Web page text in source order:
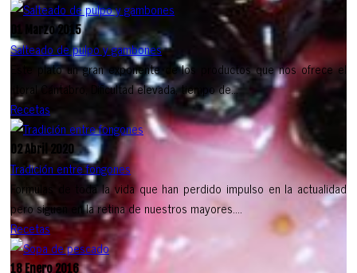
01 Marzo 2015
Salteado de pulpo y gambones
Este plato un gran exponente de los productos que nos ofrece el
litoral Cántabro, Dificultad elevada, tiempo de...
Recetas
02 Abril 2020
Tradición entre fongones
Formulas de toda la vida que han perdido impulso en la actualidad
pero siguen en la retina de nuestros mayores....
Recetas
18 Enero 2016